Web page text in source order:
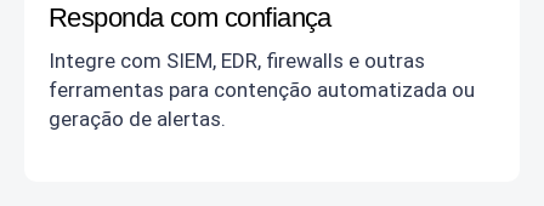
Responda com confiança
Integre com SIEM, EDR, firewalls e outras
ferramentas para contenção automatizada ou
geração de alertas.